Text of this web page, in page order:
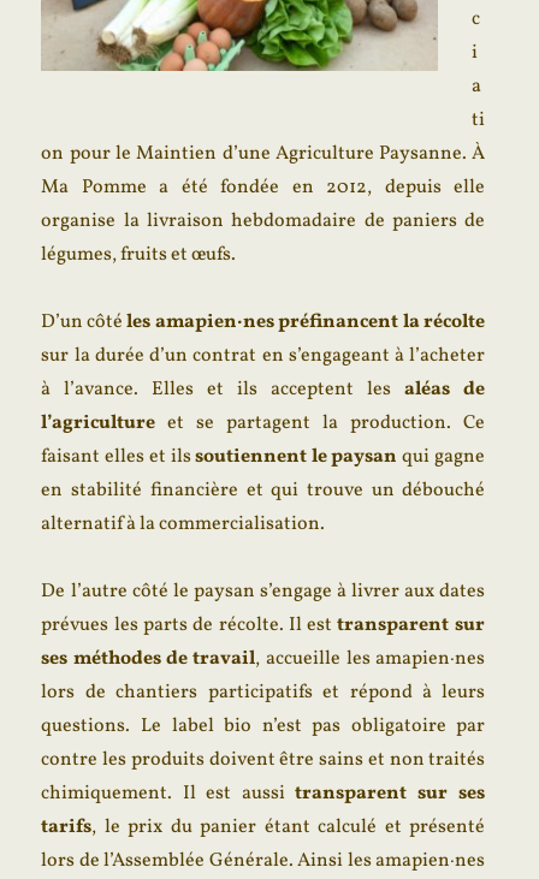
c
i
a
ti
on pour le Maintien d’une Agriculture Paysanne. À
Ma Pomme a été fondée en 2012, depuis elle
organise la livraison hebdomadaire de paniers de
légumes, fruits et œufs.
D’un côtéles amapien·nes préfinancent la récolte
sur la durée d’un contrat en s’engageant à l’acheter
à l’avance. Elles et ils acceptent lesaléas de
l’agriculture et se partagent la production. Ce
faisant elles et ilssoutiennent le paysan qui gagne
en stabilité financière et qui trouve un débouché
alternatif à la commercialisation.
De l’autre côté le paysan s’engage à livrer aux dates
prévues les parts de récolte. Il esttransparent sur
ses méthodes de travail, accueille les amapien·nes
lors de chantiers participatifs et répond à leurs
questions. Le label bio n’est pas obligatoire par
contre les produits doivent être sains et non traités
chimiquement. Il est aussitransparent sur ses
tarifs, le prix du panier étant calculé et présenté
lors de l’Assemblée Générale. Ainsi les amapien·nes